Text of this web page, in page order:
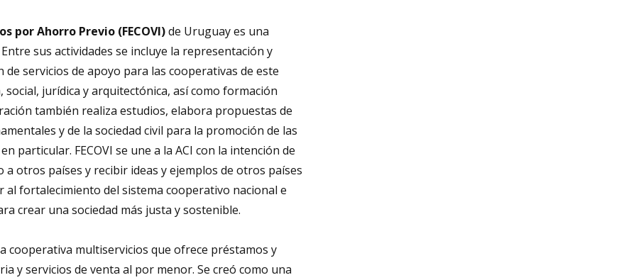
por Ahorro Previo (FECOVI)de Uruguay es una
sus actividades se incluye la representación y
servicios de apoyo para las cooperativas de este
jurídica y arquitectónica, así como formación
también realiza estudios, elabora propuestas de
y de la sociedad civil para la promoción de las
particular. FECOVI se une a la ACI con la intención de
otros países y recibir ideas y ejemplos de otros países
fortalecimiento del sistema cooperativo nacional e
crear una sociedad más justa y sostenible.
cooperativa multiservicios que ofrece préstamos y
y servicios de venta al por menor. Se creó como una